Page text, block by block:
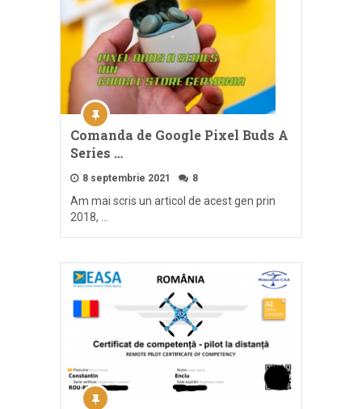
Comanda de Google Pixel Buds A
Series …
8 septembrie 2021 8
Am mai scris un articol de acest gen prin
2018, …